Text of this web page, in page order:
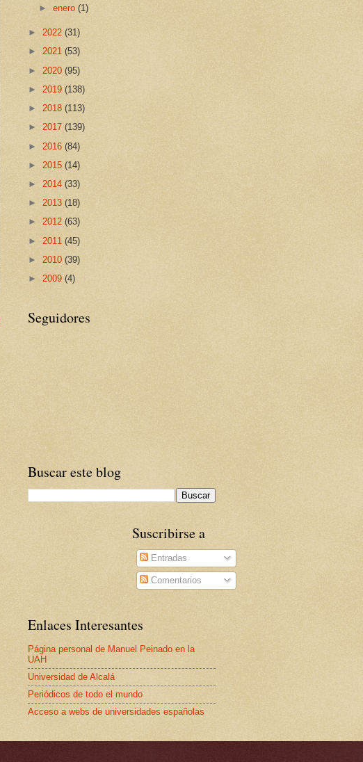
►enero(1)
► 2022 (31)
► 2021 (53)
► 2020 (95)
► 2019 (138)
► 2018 (113)
► 2017 (139)
► 2016 (84)
► 2015 (14)
► 2014 (33)
► 2013 (18)
► 2012 (63)
► 2011 (45)
► 2010 (39)
► 2009 (4)
Seguidores
Buscar este blog
Suscribirse a
Entradas
Comentarios
Enlaces Interesantes
Página personal de Manuel Peinado en la
UAH
Universidad de Alcalá
Periódicos de todo el mundo
Acceso a webs de universidades españolas